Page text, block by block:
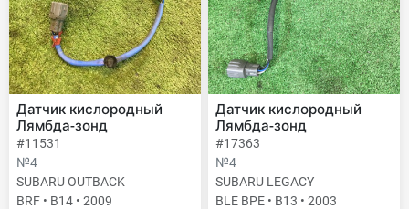
Датчик кислородный
Лямбда-зонд
#11531
№4
SUBARU OUTBACK
BRF • B14 • 2009
Датчик кислородный
Лямбда-зонд
#17363
№4
SUBARU LEGACY
BLE BPE • B13 • 2003